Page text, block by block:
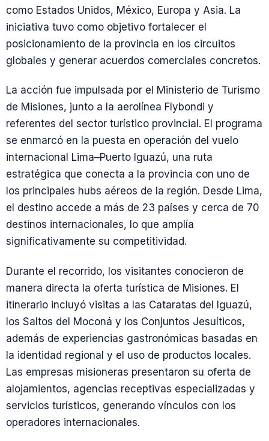
como Estados Unidos, México, Europa y Asia. La
iniciativa tuvo como objetivo fortalecer el
posicionamiento de la provincia en los circuitos
globales y generar acuerdos comerciales concretos.
La acción fue impulsada por el Ministerio de Turismo
de Misiones, junto a la aerolínea Flybondi y
referentes del sector turístico provincial. El programa
se enmarcó en la puesta en operación del vuelo
internacional Lima–Puerto Iguazú, una ruta
estratégica que conecta a la provincia con uno de
los principales hubs aéreos de la región. Desde Lima,
el destino accede a más de 23 países y cerca de 70
destinos internacionales, lo que amplía
significativamente su competitividad.
Durante el recorrido, los visitantes conocieron de
manera directa la oferta turística de Misiones. El
itinerario incluyó visitas a las Cataratas del Iguazú,
los Saltos del Moconá y los Conjuntos Jesuíticos,
además de experiencias gastronómicas basadas en
la identidad regional y el uso de productos locales.
Las empresas misioneras presentaron su oferta de
alojamientos, agencias receptivas especializadas y
servicios turísticos, generando vínculos con los
operadores internacionales.